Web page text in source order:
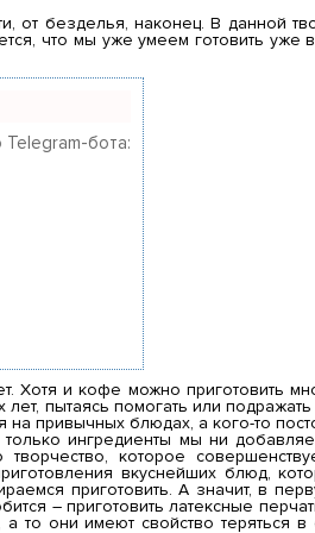
продвижение
от безделья, наконец. В данной
что мы уже умеем готовить
бота:
Хотя и кофе можно приготовить
пытаясь помогать или
на привычных блюдах, а кого-то
ингредиенты мы ни
которое
вкуснейших блюд,
приготовить. А значит, в
– приготовить латексные
а то они имеют свойство